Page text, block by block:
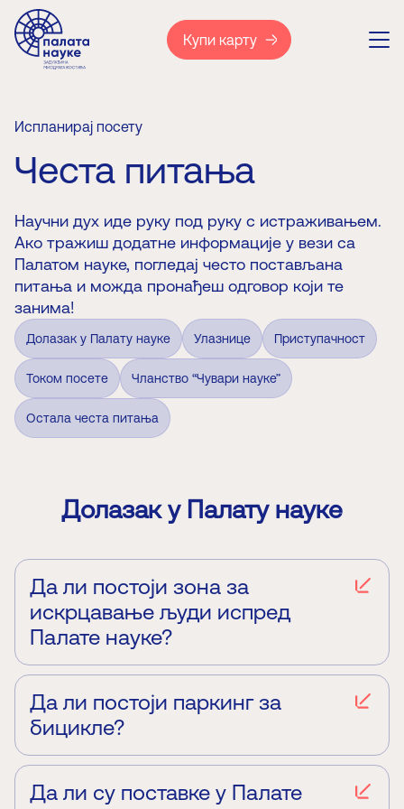
Купи карту
Испланирај посету
Честа питања
Научни дух иде руку под руку с истраживањем.
Ако тражиш додатне информације у вези са
Палатом науке, погледај често постављана
питања и можда пронађеш одговор који те
занима!
Долазак у Палату науке Улазнице Приступачност
Током посете Чланство “Чувари науке”
Остала честа питања
Долазак у Палату науке
Да ли постоји зона за
искрцавање људи испред
Палате науке?
није дозвољено задржавање возила.
Да ли постоји паркинг за
бицикле?
периоду постављање сталка за бицикле испред
улаза у Палату науке.
Да ли су поставке у Палате